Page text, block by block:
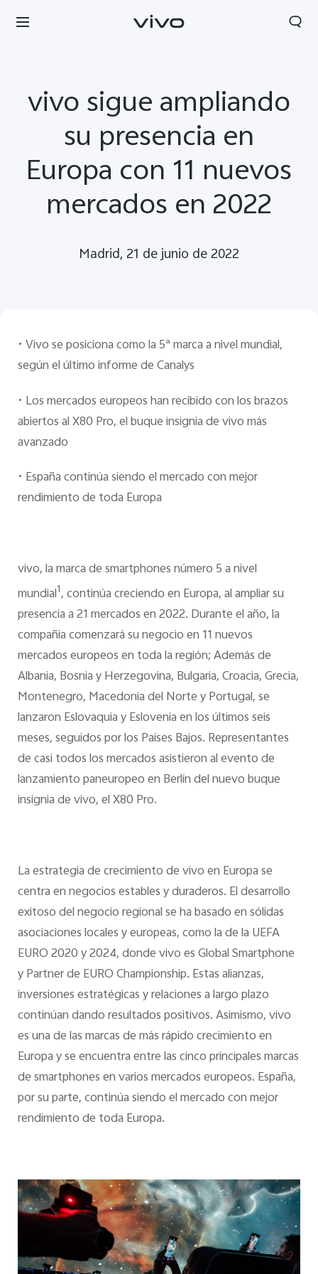
vivo sigue ampliando
su presencia en
Europa con 11 nuevos
mercados en 2022
Madrid, 21 de junio de 2022
• Vivo se posiciona como la 5ª marca a nivel mundial,
según el último informe de Canalys
• Los mercados europeos han recibido con los brazos
abiertos al X80 Pro, el buque insignia de vivo más
avanzado
• España continúa siendo el mercado con mejor
rendimiento de toda Europa
vivo, la marca de smartphones número 5 a nivel
mundial1, continúa creciendo en Europa, al ampliar su
presencia a 21 mercados en 2022. Durante el año, la
compañía comenzará su negocio en 11 nuevos
mercados europeos en toda la región; Además de
Albania, Bosnia y Herzegovina, Bulgaria, Croacia, Grecia,
Montenegro, Macedonia del Norte y Portugal, se
lanzaron Eslovaquia y Eslovenia en los últimos seis
meses, seguidos por los Países Bajos. Representantes
de casi todos los mercados asistieron al evento de
lanzamiento paneuropeo en Berlín del nuevo buque
insignia de vivo, el X80 Pro.
La estrategia de crecimiento de vivo en Europa se
centra en negocios estables y duraderos. El desarrollo
exitoso del negocio regional se ha basado en sólidas
asociaciones locales y europeas, como la de la UEFA
EURO 2020 y 2024, donde vivo es Global Smartphone
y Partner de EURO Championship. Estas alianzas,
inversiones estratégicas y relaciones a largo plazo
continúan dando resultados positivos. Asimismo, vivo
es una de las marcas de más rápido crecimiento en
Europa y se encuentra entre las cinco principales marcas
de smartphones en varios mercados europeos. España,
por su parte, continúa siendo el mercado con mejor
rendimiento de toda Europa.